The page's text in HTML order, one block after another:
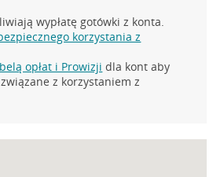
wypłatę gotówki z konta.
korzystania z
opłat i Prowizji dla kont aby
z korzystaniem z